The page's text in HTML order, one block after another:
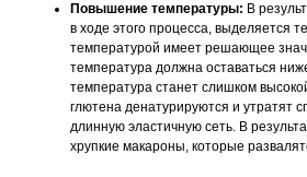
Повышение температуры: В
в ходе этого процесса, выделяется
температурой имеет решающее
температура должна оставаться
температура станет слишком
глютена денатурируются и утратят
длинную эластичную сеть. В
хрупкие макароны, которые